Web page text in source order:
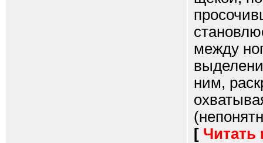
между
ним,
[ Читать